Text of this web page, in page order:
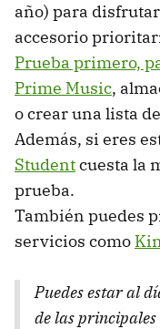
año) para
accesorio
Prueba primero,
Prime Music,
o crear una lista
Además, si eres
Studentcuesta la
prueba.
También puedes
servicios como
Puedes estar al
de las